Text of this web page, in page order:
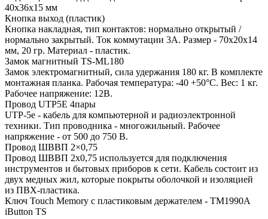
40х36х15 мм
Кнопка выход (пластик)
Кнопка накладная, тип контактов: нормально открытый /
нормально закрытый. Ток коммутации 3А. Размер - 70х20х14
мм, 20 гр. Материал - пластик.
Замок магнитный TS-ML180
Замок электромагнитный, сила удержания 180 кг. В комплекте
монтажная планка. Рабочая температура: -40 +50°С. Вес: 1 кг.
Рабочее напряжение: 12В.
Провод UTP5E 4пары
UTP-5e - кабель для компьютерной и радиоэлектронной
техники. Тип проводника - многожильный. Рабочее
напряжение - от 500 до 750 В.
Провод ШВВП 2×0,75
Провод ШВВП 2х0,75 используется для подключения
инструментов и бытовых приборов к сети. Кабель состоит из
двух медных жил, которые покрыты оболочкой и изоляцией
из ПВХ-пластика.
Ключ Touch Memory с пластиковым держателем - TM1990A
iButton TS